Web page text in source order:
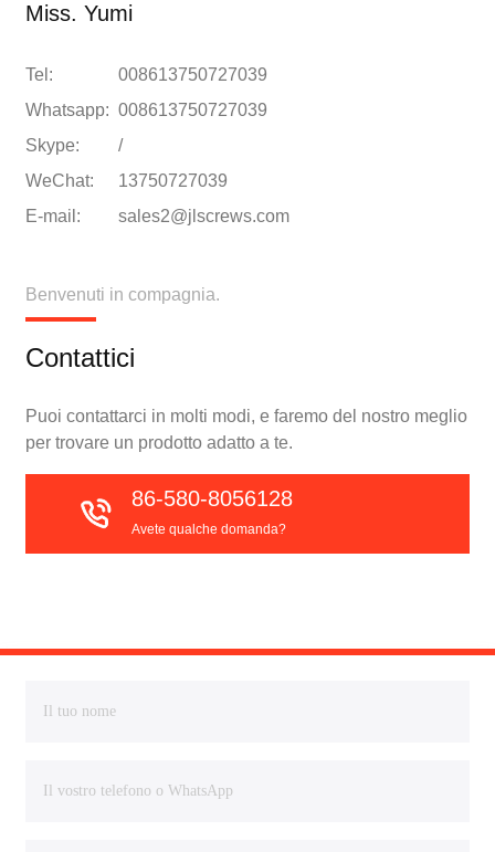
Miss. Yumi
Tel:
008613750727039
Whatsapp: 008613750727039
Skype:
/
WeChat:
13750727039
E-mail:
sales2@jlscrews.com
Benvenuti in compagnia.
Contattici
Puoi contattarci in molti modi, e faremo del nostro meglio
per trovare un prodotto adatto a te.
86-580-8056128
Avete qualche domanda?